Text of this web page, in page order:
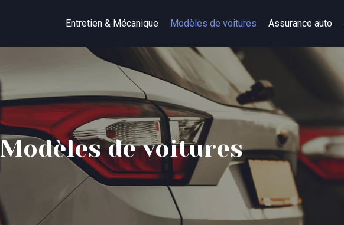
Entretien & Mécanique Modèles de voitures Assurance auto
Modèles de voitures